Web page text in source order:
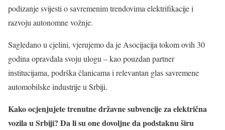
podizanje svijesti o savremenim trendovima elektrifikacije i
razvoju autonomne vožnje.
Sagledano u cjelini, vjerujemo da je Asocijacija tokom ovih 30
godina opravdala svoju ulogu – kao pouzdan partner
institucijama, podrška članicama i relevantan glas savremene
automobilske industrije u Srbiji.
Kako ocjenjujete trenutne državne subvencije za električna
vozila u Srbiji? Da li su one dovoljne da podstaknu širu